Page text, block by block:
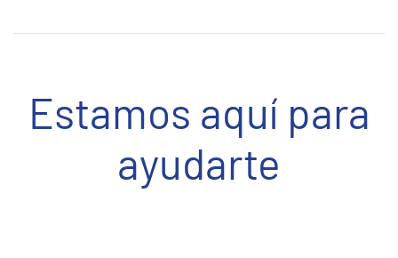
Estamos aquí para
ayudarte